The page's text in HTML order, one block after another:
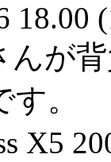
18.00
んが
。
X5